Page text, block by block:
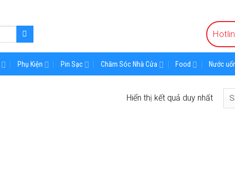
Phụ Kiện Pin Sạc Chăm Sóc Nhà Cửa Food Nước
Hiển thị kết quả duy nhất